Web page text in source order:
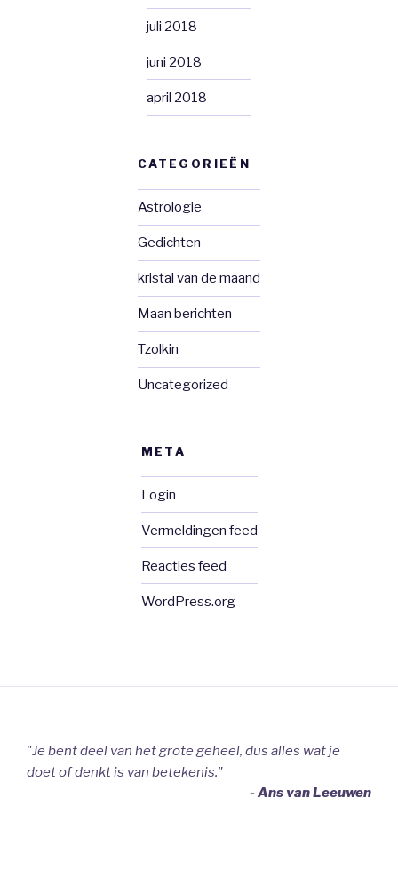
juli 2018
juni 2018
april 2018
CATEGORIEËN
Astrologie
Gedichten
kristal van de maand
Maan berichten
Tzolkin
Uncategorized
META
Login
Vermeldingen feed
Reacties feed
WordPress.org
"Je bent deel van het grote geheel, dus alles wat je
doet of denkt is van betekenis."
- Ans van Leeuwen